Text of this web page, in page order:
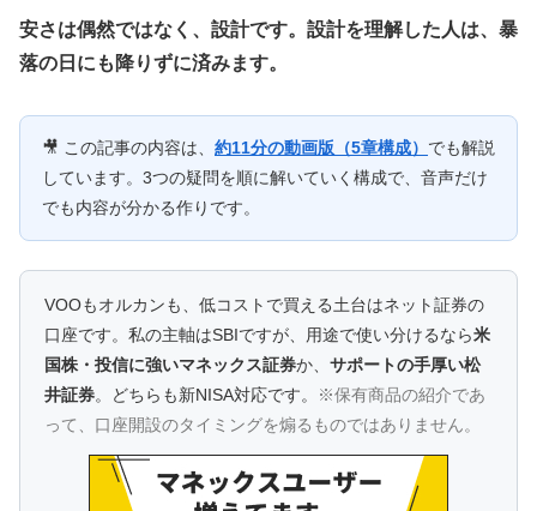
安さは偶然ではなく、設計です。設計を理解した人は、暴
落の日にも降りずに済みます。
🎥 この記事の内容は、 約11分の動画版（5章構成） でも解説
しています。3つの疑問を順に解いていく構成で、音声だけ
でも内容が分かる作りです。
VOOもオルカンも、低コストで買える土台はネット証券の
口座です。私の主軸はSBIですが、用途で使い分けるなら米
国株・投信に強いマネックス証券か、 サポートの手厚い松
井証券。どちらも新NISA対応です。
※保有商品の紹介であ
って、口座開設のタイミングを煽るものではありません。